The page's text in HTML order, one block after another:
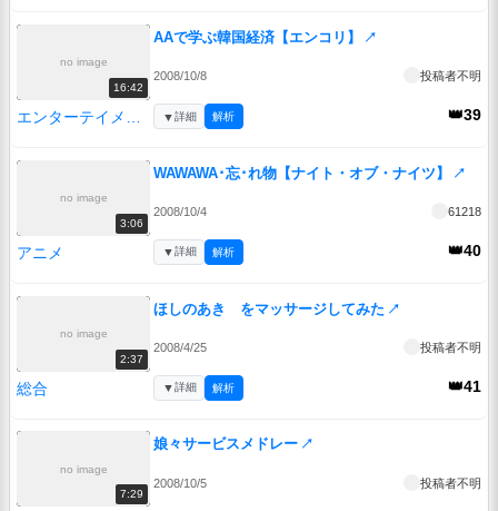
no image
16:42
AAで学ぶ韓国経済【エンコリ】 ↗
2008/10/8 投稿者不明
👑39
▼詳細 解析
no image
3:06
WAWAWA･忘･れ物【ナイト・オブ・ナイツ】 ↗
2008/10/4 61218
アニメ 👑40
▼詳細 解析
no image
2:37
ほしのあき をマッサージしてみた ↗
2008/4/25 投稿者不明
総合 👑41
▼詳細 解析
no image
7:29
娘々サービスメドレー ↗
2008/10/5 投稿者不明